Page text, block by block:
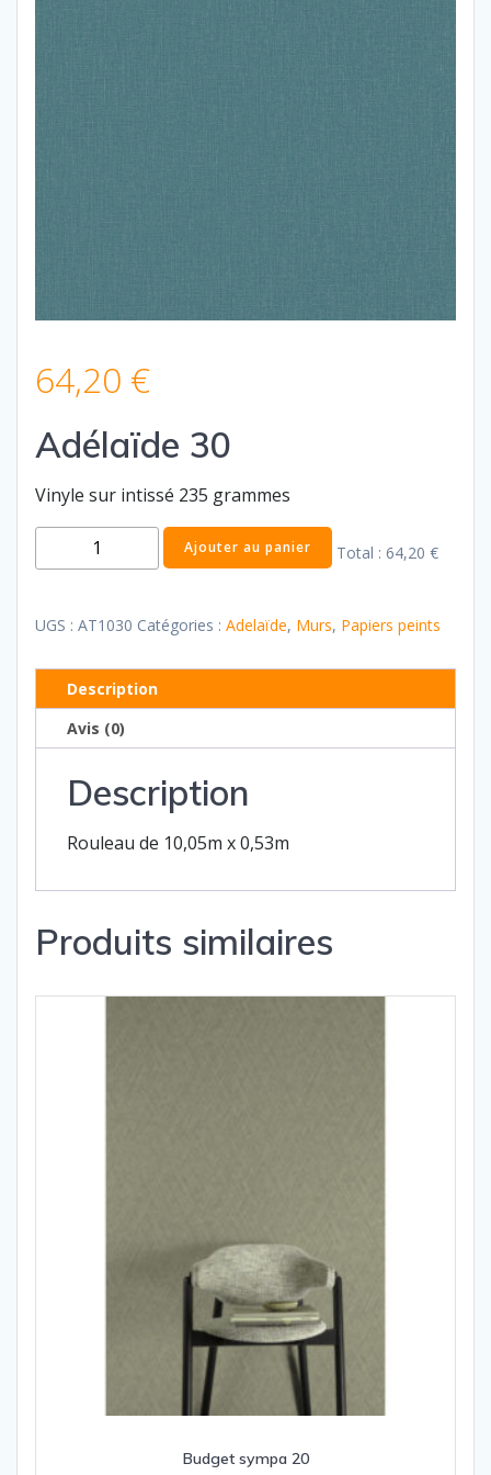
64,20 €
Adélaïde 30
Vinyle sur intissé 235 grammes
quantité
de
30
Ajouter au panier Total : 64,20 €
UGS : AT1030 Catégories : Adelaïde, Murs, Papiers peints
Description
Avis (0)
Description
Rouleau de 10,05m x 0,53m
Produits similaires
Budget sympa 20